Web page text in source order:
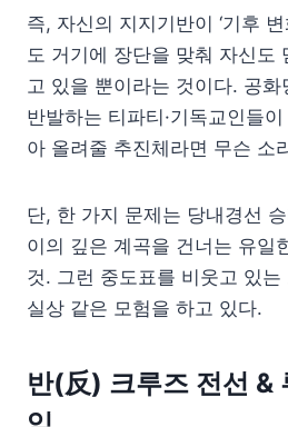
즉, 자신의 지지기반이 ‘기후
도 거기에 장단을 맞춰 자신도
고 있을 뿐이라는 것이다. 공
반발하는 티파티·기독교인들
아 올려줄 추진체라면 무슨 소
단, 한 가지 문제는 당내경선
이의 깊은 계곡을 건너는 유일
것. 그런 중도표를 비웃고 있
실상 같은 모험을 하고 있다.
반(反) 크루즈 전선 &